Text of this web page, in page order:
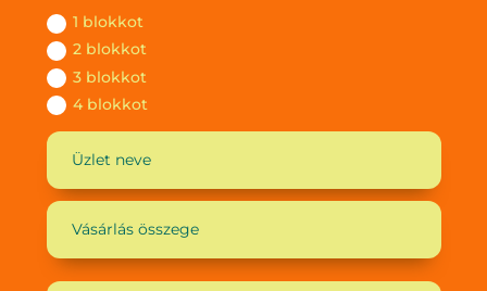
1 blokkot
2 blokkot
3 blokkot
4 blokkot